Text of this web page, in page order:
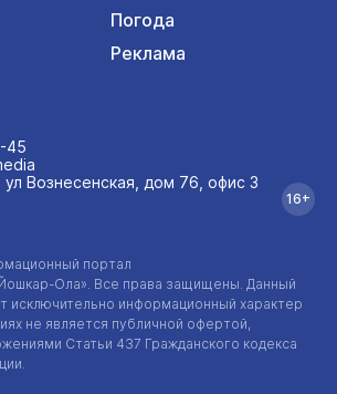
Погода
Реклама
портал
Ола». Все права защищены. Данный
исключительно информационный характер
не является публичной офертой,
Статьи 437 Гражданского кодекса
45
Вознесенская, дом 76, офис 3
16+